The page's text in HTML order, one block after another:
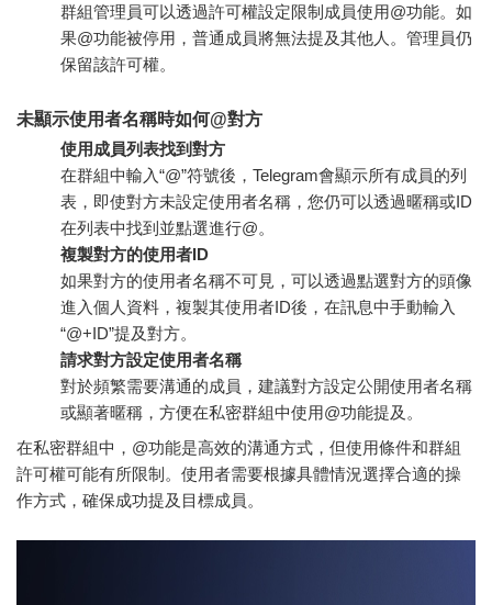
群組管理員可以透過許可權設定限制成員使用@功能。如
果@功能被停用，普通成員將無法提及其他人。管理員仍
保留該許可權。
未顯示使用者名稱時如何@對方
使用成員列表找到對方
在群組中輸入“@”符號後，Telegram會顯示所有成員的列
表，即使對方未設定使用者名稱，您仍可以透過暱稱或ID
在列表中找到並點選進行@。
複製對方的使用者ID
如果對方的使用者名稱不可見，可以透過點選對方的頭像
進入個人資料，複製其使用者ID後，在訊息中手動輸入
“@+ID”提及對方。
請求對方設定使用者名稱
對於頻繁需要溝通的成員，建議對方設定公開使用者名稱
或顯著暱稱，方便在私密群組中使用@功能提及。
在私密群組中，@功能是高效的溝通方式，但使用條件和群組
許可權可能有所限制。使用者需要根據具體情況選擇合適的操
作方式，確保成功提及目標成員。